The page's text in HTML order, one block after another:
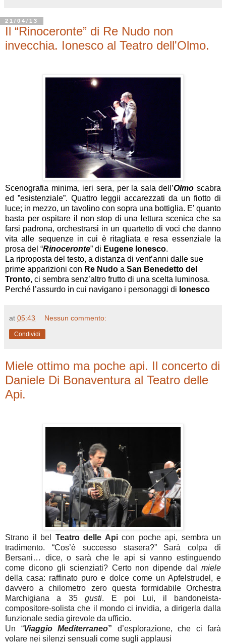
21/04/13
Il “Rinoceronte” di Re Nudo non
invecchia. Ionesco al Teatro dell'Olmo.
Scenografia minima, ieri sera, per la sala dell’Olmo scabra
ed ”esistenziale”. Quattro leggii accarezzati da un fiotto di
luce; in mezzo, un tavolino con sopra una bottiglia. E’ quanto
basta per ospitare il non stop di una lettura scenica che sa
farsi padrona, orchestrarsi in un quartetto di voci che danno
vita alle sequenze in cui è ritagliata e resa essenziale la
prosa del “Rinoceronte” di Eugene Ionesco.
La riproposta del testo, a distanza di vent’anni dalle sue
prime apparizioni con Re Nudo a San Benedetto del
Tronto, ci sembra senz’altro frutto di una scelta luminosa.
Perché l’assurdo in cui navigano i personaggi di Ionesco
at 05:43 Nessun commento:
Condividi
Miele ottimo ma poche api. Il concerto di
Daniele Di Bonaventura al Teatro delle
Api.
Strano il bel Teatro delle Api con poche api, sembra un
tradimento. “Cos’è successo stasera?” Sarà colpa di
Bersani… dice, o sarà che le api si vanno estinguendo
come dicono gli scienziati? Certo non dipende dal miele
della casa: raffinato puro e dolce come un Apfelstrudel, e
davvero a chilometro zero questa formidabile Orchestra
Marchigiana a 35gusti. E poi Lui, il bandoneista-
compositore-solista che il mondo ci invidia, a dirigerla dalla
funzionale sedia girevole da ufficio.
Un “Viaggio Mediterraneo” d’esplorazione, che ci farà
volare nei silenzi sensuali come sugli applausi